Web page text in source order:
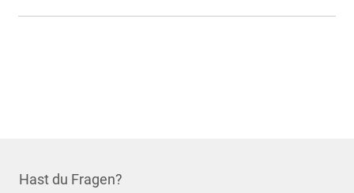
Hast du Fragen?